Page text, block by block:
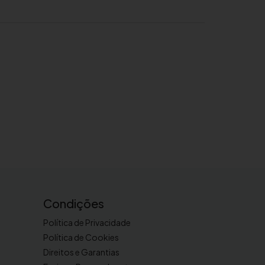
Condições
Política de Privacidade
Política de Cookies
Direitos e Garantias